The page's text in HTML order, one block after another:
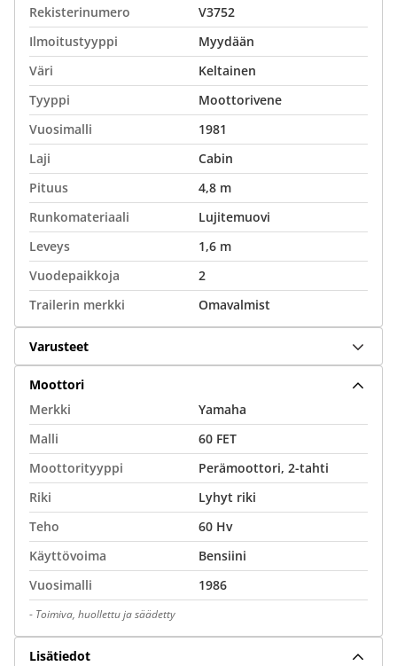
Rekisterinumero
V3752
Ilmoitustyyppi
Myydään
Väri
Keltainen
Tyyppi
Moottorivene
Vuosimalli
1981
Laji
Cabin
Pituus
4,8 m
Runkomateriaali
Lujitemuovi
Leveys
1,6 m
Vuodepaikkoja
2
Trailerin merkki
Omavalmist
Varusteet
Moottori
Merkki
Yamaha
Malli
60 FET
Moottorityyppi
Perämoottori, 2-tahti
Riki
Lyhyt riki
Teho
60 Hv
Käyttövoima
Bensiini
Vuosimalli
1986
- Toimiva, huollettu ja säädetty
Lisätiedot